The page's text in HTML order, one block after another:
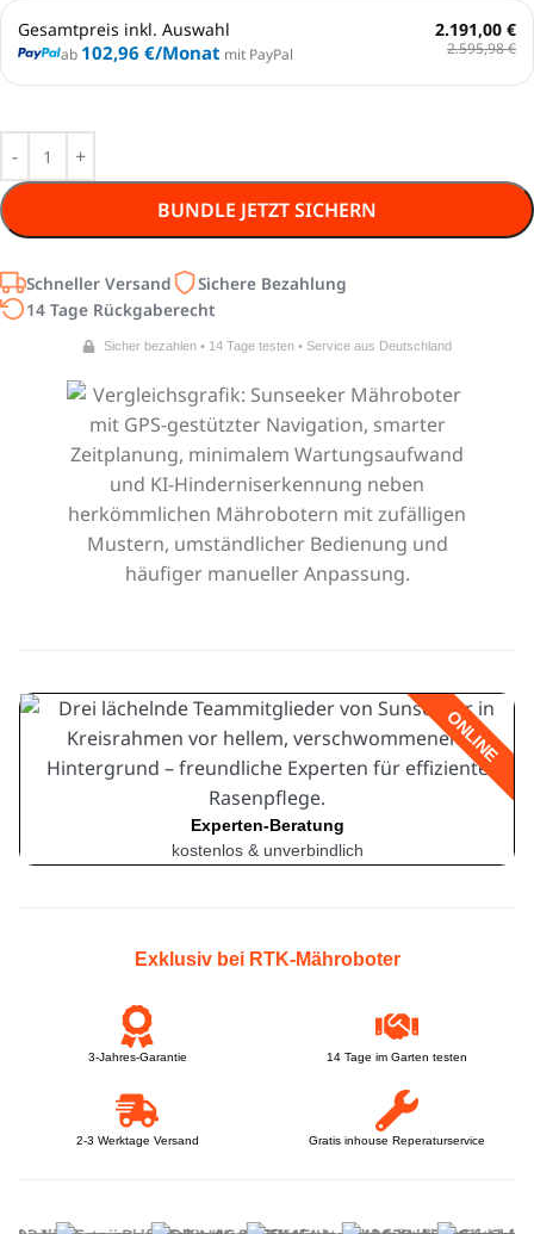
Gesamtpreis inkl. Auswahl
ab 102,96 €/Monat mit PayPal
2.191,00 €
2.595,98 €
BUNDLE JETZT SICHERN
Schneller Versand
Sichere Bezahlung
14 Tage Rückgaberecht
Sicher bezahlen • 14 Tage testen • Service aus Deutschland
Experten-Beratung
kostenlos & unverbindlich
ONLINE
Exklusiv bei RTK-Mähroboter
3-Jahres-Garantie
2-3 Werktage Versand
14 Tage im Garten testen
Gratis inhouse Reperaturservice